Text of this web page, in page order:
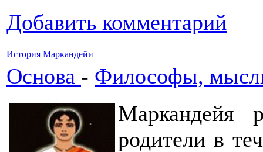
Добавить комментарий
История Маркандейи
Основа - Философы,
Маркандейя
родители в